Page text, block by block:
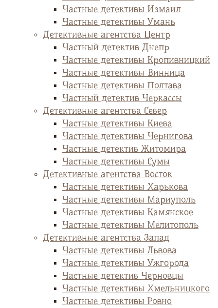
Частные детективы Измаил
Частные детективы Умань
Детективные агентства Центр
Частный детектив Днепр
Частные детективы Кропивницкий
Частные детективы Винница
Частные детективы Полтава
Частный детектив Черкассы
Детективные агентства Север
Частные детективы Киева
Частные детективы Чернигова
Частные детектив Житомира
Частные детективы Сумы
Детективные агентства Восток
Частные детективы Харькова
Частные детективы Мариуполь
Частные детективы Камянское
Частные детективы Мелитополь
Детективные агентства Запад
Частные детективы Львова
Частные детективы Ужгорода
Частные детектив Черновцы
Частные детективы Хмельницкого
Частные детективы Ровно